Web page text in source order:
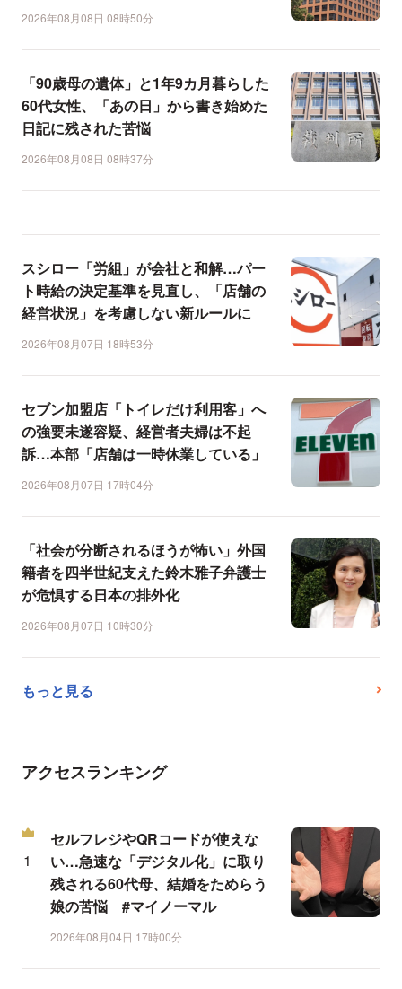
2026年08月08日 08時50分
「90歳母の遺体」と1年9カ月暮らした
60代女性、「あの日」から書き始めた
日記に残された苦悩
2026年08月08日 08時37分
スシロー「労組」が会社と和解…パー
ト時給の決定基準を見直し、「店舗の
経営状況」を考慮しない新ルールに
2026年08月07日 18時53分
セブン加盟店「トイレだけ利用客」へ
の強要未遂容疑、経営者夫婦は不起
訴…本部「店舗は一時休業している」
2026年08月07日 17時04分
「社会が分断されるほうが怖い」外国
籍者を四半世紀支えた鈴木雅子弁護士
が危惧する日本の排外化
2026年08月07日 10時30分
もっと見る
アクセスランキング
セルフレジやQRコードが使えな
い…急速な「デジタル化」に取り
残される60代母、結婚をためらう
娘の苦悩 #マイノーマル
2026年08月04日 17時00分